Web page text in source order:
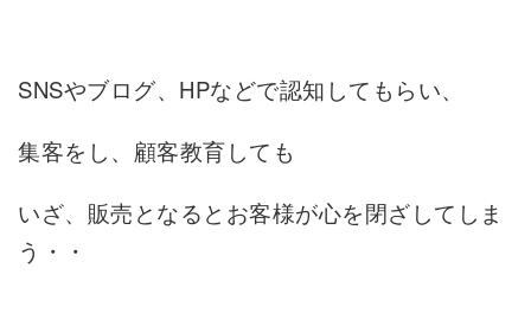
SNSやブログ、HPなどで認知してもらい、
集客をし、顧客教育しても
いざ、販売となるとお客様が心を閉ざしてしま
う・・